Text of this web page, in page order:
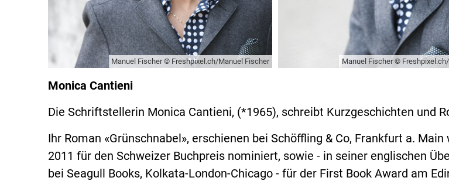
Manuel Fischer © Freshpixel.ch/Manuel Fischer Manuel Fischer ©
Monica Cantieni
Die Schriftstellerin Monica Cantieni, (*1965), schreibt Kurzgeschichten und
Ihr Roman «Grünschnabel», erschienen bei Schöffling & Co, Frankfurt a. Main
2011 für den Schweizer Buchpreis nominiert, sowie - in seiner englischen
bei Seagull Books, Kolkata-London-Chicago - für der First Book Award am